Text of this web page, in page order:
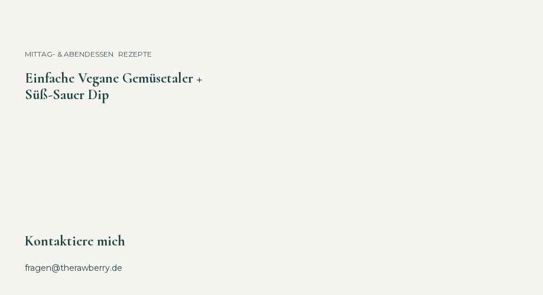
MITTAG- & ABENDESSEN, REZEPTE
Einfache Vegane Gemüsetaler +
Süß-Sauer Dip
Kontaktiere mich
fragen@therawberry.de